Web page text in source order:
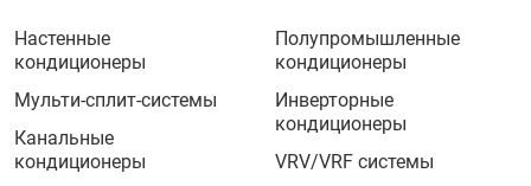
Настенные
кондиционеры
Мульти-сплит-системы
Канальные
кондиционеры
Полупромышленные
кондиционеры
Инверторные
кондиционеры
VRV/VRF системы